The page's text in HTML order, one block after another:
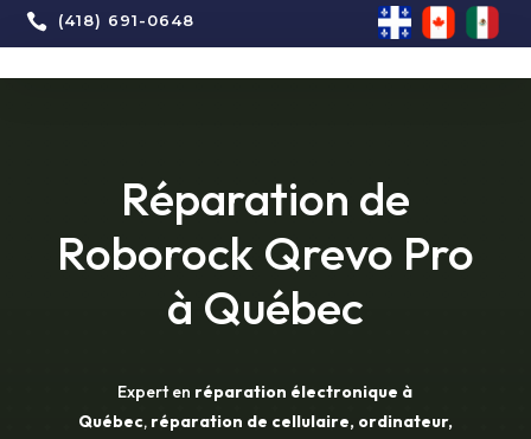
 (418) 691-0648
Réparation de
Roborock Qrevo Pro
à Québec
Expert en réparation électronique à
Québec, réparation de cellulaire, ordinateur,